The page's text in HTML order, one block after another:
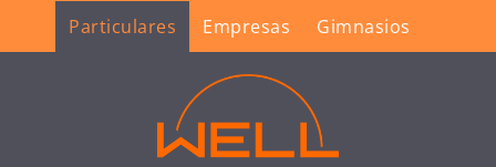
Particulares Empresas Gimnasios